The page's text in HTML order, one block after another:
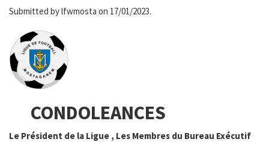
Submitted bylfwmosta on 17/01/2023.
CONDOLEANCES
Le Président de la Ligue , Les Membres du Bureau Exécutif